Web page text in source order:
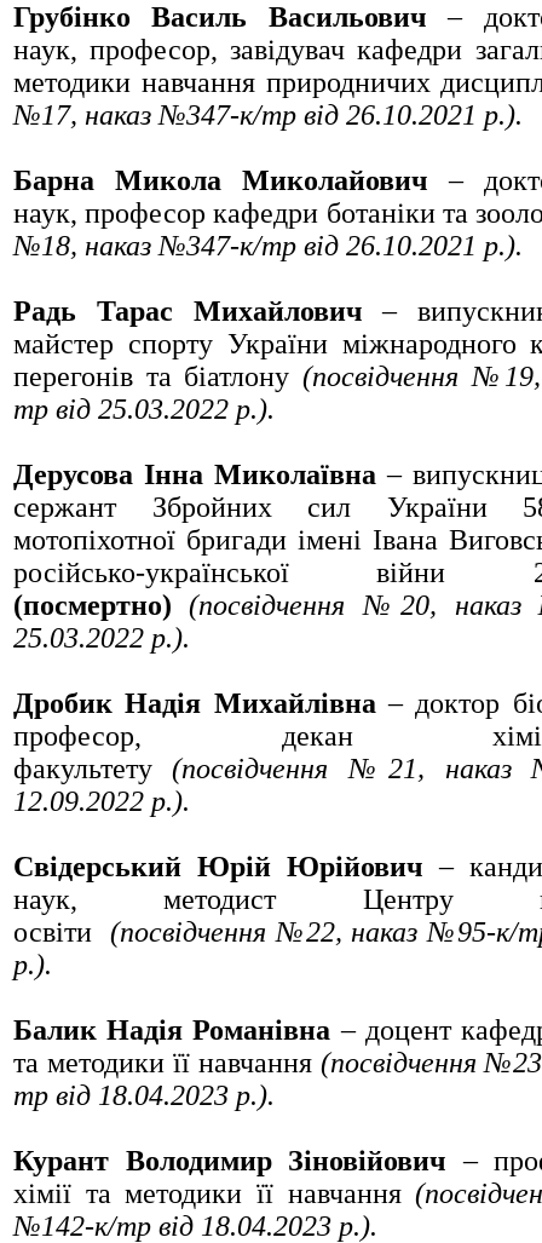
Грубінко Василь Васильович –
наук, професор, завідувач кафедри
методики навчання природничих
№17, наказ №347-к/тр від 26.10.2021 р.).
Барна Микола Миколайович –
наук, професор кафедри ботаніки та
№18, наказ №347-к/тр від 26.10.2021 р.).
Радь Тарас Михайлович –
майстер спорту України міжнародного
перегонів та біатлону (посвідчення
тр від 25.03.2022 р.).
Дерусова Інна Миколаївна –
сержант Збройних сил України
мотопіхотної бригади імені Івана
російсько-української
(посмертно) (посвідчення №20,
25.03.2022 р.).
Дробик Надія Михайлівна – доктор
професор, декан хіміко-
факультету(посвідчення №21,
12.09.2022 р.).
Свідерський Юрій Юрійович –
наук, методист Центру
освіти(посвідчення №22, наказ №95-к/
р.).
Балик Надія Романівна – доцент
та методики її навчання (посвідчення
тр від 18.04.2023 р.).
Курант Володимир Зіновійович –
хімії та методики її навчання
№142-к/тр від 18.04.2023 р.).